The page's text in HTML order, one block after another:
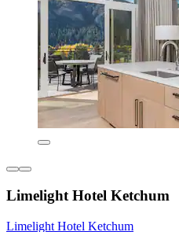
Limelight Hotel Ketchum
Limelight Hotel Ketchum